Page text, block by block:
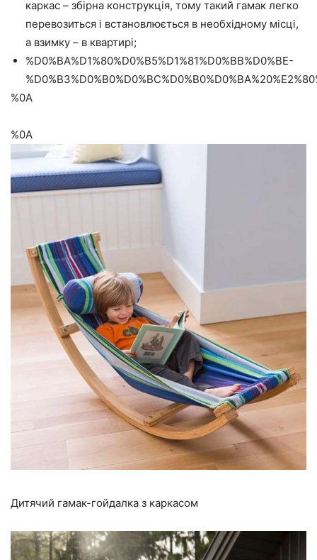
каркас – збірна конструкція, тому такий гамак легко
перевозиться і встановлюється в необхідному місці,
а взимку – в квартирі;
%D0%BA%D1%80%D0%B5%D1%81%D0%BB%D0%BE-
%0A
%0A
Дитячий гамак-гойдалка з каркасом